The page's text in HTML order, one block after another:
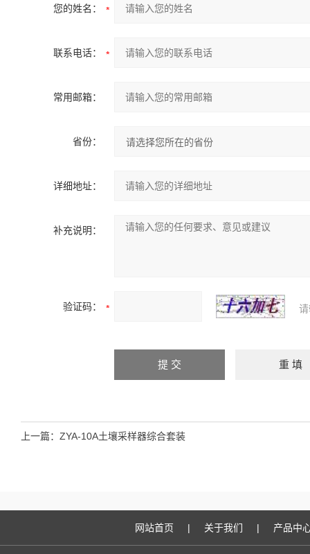
您的姓名：
联系电话：
常用邮箱：
省份：
详细地址：
补充说明：
验证码：
上一篇： ZYA-10A土壤采样器综合套装
网站首页 | 关于我们 | 产品中